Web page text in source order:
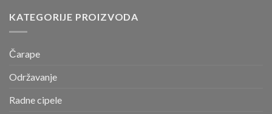
KATEGORIJE PROIZVODA
Čarape
Održavanje
Radne cipele